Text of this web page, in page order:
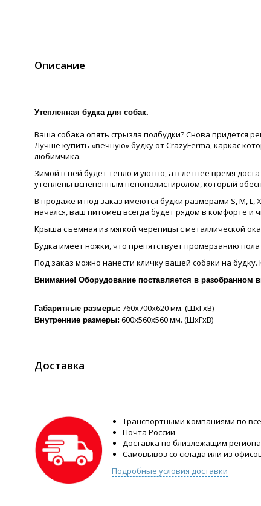
Описание
Утепленная будка для собак.
Ваша собака опять сгрызла полбудки? Снова придется
Лучше купить «вечную» будку от CrazyFerma, каркас
любимчика.
Зимой в ней будет тепло и уютно, а в летнее время
утеплены вспененным пенополистиролом, который
В продаже и под заказ имеются будки размерами S, M,
начался, ваш питомец всегда будет рядом в комфорте и
Крыша съемная из мягкой черепицы с металлической
Будка имеет ножки, что препятствует промерзанию
Под заказ можно нанести кличку вашей собаки на будку.
Внимание! Оборудование поставляется в разобранном
Габаритные размеры: 760х700х620 мм. (ШхГхВ)
Внутренние размеры: 600х560х560 мм. (ШхГхВ)
Доставка
Транспортными компаниями по
Почта России
Доставка по близлежащим
Самовывоз со склада или из
Подробные условия доставки